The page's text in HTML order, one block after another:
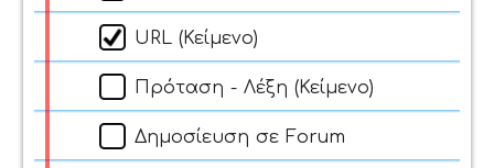
URL (Κείμενο)
Πρόταση - Λέξη (Κείμενο)
Δημοσίευση σε Forum